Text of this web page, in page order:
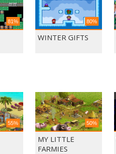
81% 80%
WINTER GIFTS
55% 50%
MY LITTLE
FARMIES